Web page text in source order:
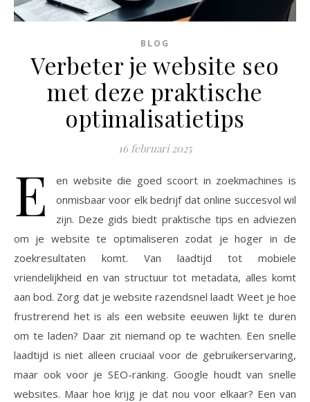
BLOG
Verbeter je website seo
met deze praktische
optimalisatietips
16 februari 2025
E
en website die goed scoort in zoekmachines is
onmisbaar voor elk bedrijf dat online succesvol wil
zijn. Deze gids biedt praktische tips en adviezen
om je website te optimaliseren zodat je hoger in de
zoekresultaten komt. Van laadtijd tot mobiele
vriendelijkheid en van structuur tot metadata, alles komt
aan bod. Zorg dat je website razendsnel laadt Weet je hoe
frustrerend het is als een website eeuwen lijkt te duren
om te laden? Daar zit niemand op te wachten. Een snelle
laadtijd is niet alleen cruciaal voor de gebruikerservaring,
maar ook voor je SEO-ranking. Google houdt van snelle
websites. Maar hoe krijg je dat nou voor elkaar? Een van